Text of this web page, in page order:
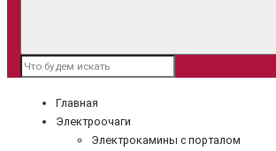
Главная
Электроочаги
Электрокамины с порталом